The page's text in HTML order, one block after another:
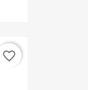
favorite_border